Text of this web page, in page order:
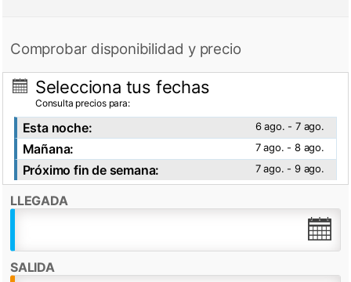
Check in desde:15:00h
Comprobar disponibilidad y precio
Selecciona tus fechas
Consulta precios para:
Esta noche: 6 ago. - 7 ago.
Mañana: 7 ago. - 8 ago.
Próximo fin de semana: 7 ago. - 9 ago.
LLEGADA
SALIDA